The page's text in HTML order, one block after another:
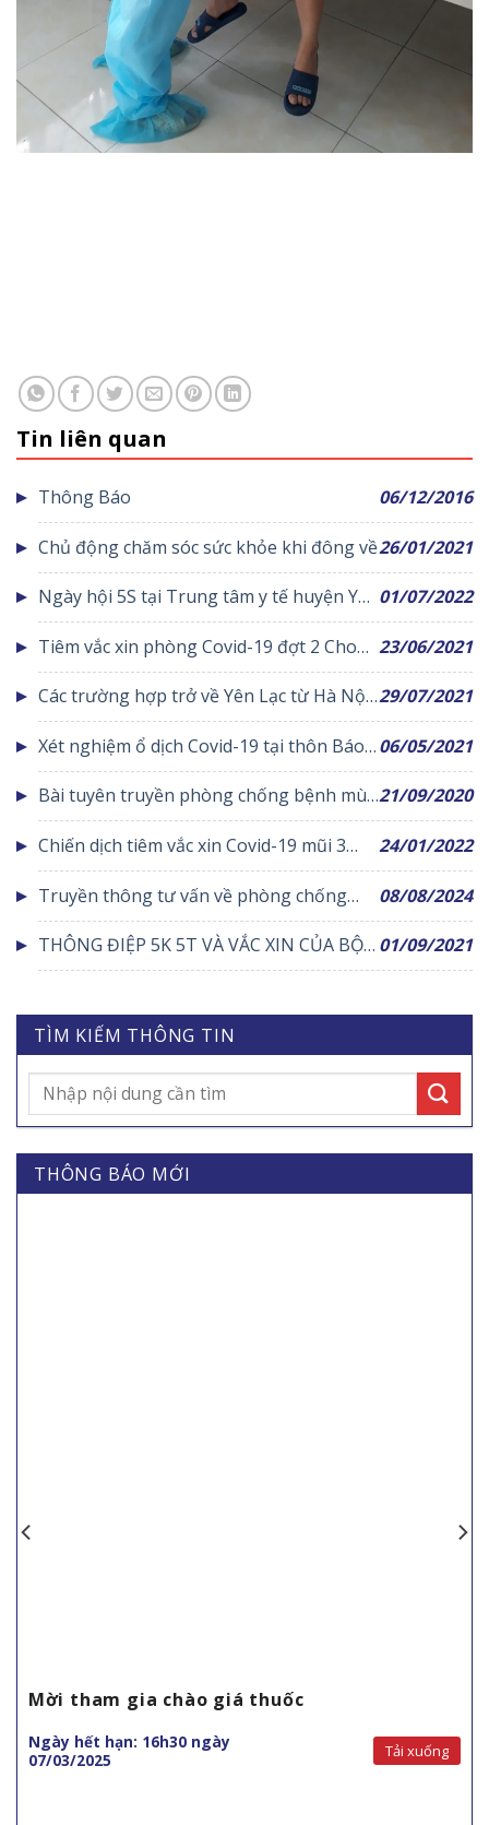
Tin liên quan
Thông Báo 06/12/2016
Chủ động chăm sóc sức khỏe khi đông về26/01/2021
Ngày hội 5S tại Trung tâm y tế huyện Yên
Lạc
01/07/2022
Tiêm vắc xin phòng Covid-19 đợt 2 Cho
các nhóm đối tượng ưu tiên theo Nghị
quyết số 21 của Chính phủ
23/06/2021
Các trường hợp trở về Yên Lạc từ Hà Nội
bắt buộc phải thực hiện Test nhanh
Covid-19
29/07/2021
Xét nghiệm ổ dịch Covid-19 tại thôn Báo
Văn xã Đồng Văn
06/05/2021
Bài tuyên truyền phòng chống bệnh mùa
hè
21/09/2020
Chiến dịch tiêm vắc xin Covid-19 mũi 3
cho nhóm đối tượng ưu tiên
24/01/2022
Truyền thông tư vấn về phòng chống
bệnh, không lây nhiễm tại cộng đồng
08/08/2024
THÔNG ĐIỆP 5K 5T VÀ VẮC XIN CỦA BỘ Y
TẾ
01/09/2021
TÌM KIẾM THÔNG TIN
THÔNG BÁO MỚI
Mời tham gia chào giá thuốc
Ngày hết hạn: 16h30 ngày
07/03/2025
Tải xuống